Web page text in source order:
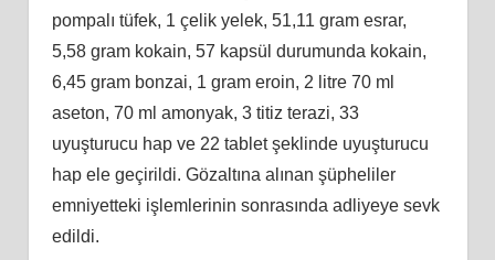
pompalı tüfek, 1 çelik yelek, 51,11 gram esrar,
5,58 gram kokain, 57 kapsül durumunda kokain,
6,45 gram bonzai, 1 gram eroin, 2 litre 70 ml
aseton, 70 ml amonyak, 3 titiz terazi, 33
uyuşturucu hap ve 22 tablet şeklinde uyuşturucu
hap ele geçirildi. Gözaltına alınan şüpheliler
emniyetteki işlemlerinin sonrasında adliyeye sevk
edildi.